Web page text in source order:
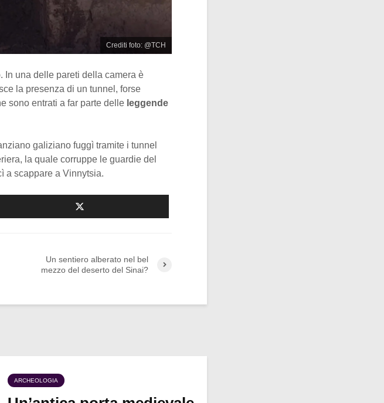
Crediti foto: @TCH
In una delle pareti della camera è
la presenza di un tunnel, forse
sono entrati a far parte delle leggende
galiziano fuggì tramite i tunnel
la quale corruppe le guardie del
a scappare a Vinnytsia.
Un sentiero alberato nel bel
mezzo del deserto del Sinai?
ARCHEOLOGIA